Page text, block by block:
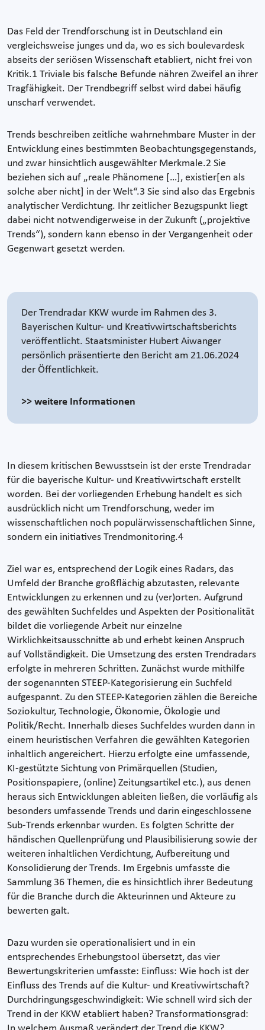
Das Feld der Trendforschung ist in Deutschland ein
vergleichsweise junges und da, wo es sich boulevardesk
abseits der seriösen Wissenschaft etabliert, nicht frei von
Kritik.1 Triviale bis falsche Befunde nähren Zweifel an ihrer
Tragfähigkeit. Der Trendbegriff selbst wird dabei häufig
unscharf verwendet.
Trends beschreiben zeitliche wahrnehmbare Muster in der
Entwicklung eines bestimmten Beobachtungsgegenstands,
und zwar hinsichtlich ausgewählter Merkmale.2 Sie
beziehen sich auf „reale Phänomene […], existier[en als
solche aber nicht] in der Welt“.3 Sie sind also das Ergebnis
analytischer Verdichtung. Ihr zeitlicher Bezugspunkt liegt
dabei nicht notwendigerweise in der Zukunft („projektive
Trends“), sondern kann ebenso in der Vergangenheit oder
Gegenwart gesetzt werden.
Der Trendradar KKW wurde im Rahmen des 3.
Bayerischen Kultur- und Kreativwirtschaftsberichts
veröffentlicht. Staatsminister Hubert Aiwanger
persönlich präsentierte den Bericht am 21.06.2024
der Öffentlichkeit.
>> weitere Informationen
In diesem kritischen Bewusstsein ist der erste Trendradar
für die bayerische Kultur- und Kreativwirtschaft erstellt
worden. Bei der vorliegenden Erhebung handelt es sich
ausdrücklich nicht um Trendforschung, weder im
wissenschaftlichen noch populärwissenschaftlichen Sinne,
sondern ein initiatives Trendmonitoring.4
Ziel war es, entsprechend der Logik eines Radars, das
Umfeld der Branche großflächig abzutasten, relevante
Entwicklungen zu erkennen und zu (ver)orten. Aufgrund
des gewählten Suchfeldes und Aspekten der Positionalität
bildet die vorliegende Arbeit nur einzelne
Wirklichkeitsausschnitte ab und erhebt keinen Anspruch
auf Vollständigkeit. Die Umsetzung des ersten Trendradars
erfolgte in mehreren Schritten. Zunächst wurde mithilfe
der sogenannten STEEP-Kategorisierung ein Suchfeld
aufgespannt. Zu den STEEP-Kategorien zählen die Bereiche
Soziokultur, Technologie, Ökonomie, Ökologie und
Politik/Recht. Innerhalb dieses Suchfeldes wurden dann in
einem heuristischen Verfahren die gewählten Kategorien
inhaltlich angereichert. Hierzu erfolgte eine umfassende,
KI-gestützte Sichtung von Primärquellen (Studien,
Positionspapiere, (online) Zeitungsartikel etc.), aus denen
heraus sich Entwicklungen ableiten ließen, die vorläufig als
besonders umfassende Trends und darin eingeschlossene
Sub-Trends erkennbar wurden. Es folgten Schritte der
händischen Quellenprüfung und Plausibilisierung sowie der
weiteren inhaltlichen Verdichtung, Aufbereitung und
Konsolidierung der Trends. Im Ergebnis umfasste die
Sammlung 36 Themen, die es hinsichtlich ihrer Bedeutung
für die Branche durch die Akteurinnen und Akteure zu
bewerten galt.
Dazu wurden sie operationalisiert und in ein
entsprechendes Erhebungstool übersetzt, das vier
Bewertungskriterien umfasste: Einfluss: Wie hoch ist der
Einfluss des Trends auf die Kultur- und Kreativwirtschaft?
Durchdringungsgeschwindigkeit: Wie schnell wird sich der
Trend in der KKW etabliert haben? Transformationsgrad: